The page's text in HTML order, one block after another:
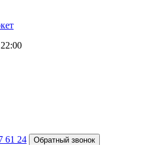
61 24 Обратный звонок